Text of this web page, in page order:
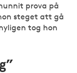
prova på
steget att gå
tog hon